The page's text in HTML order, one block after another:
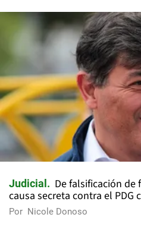
Judicial
De falsificación de
causa secreta contra el PDG
Por Nicole Donoso